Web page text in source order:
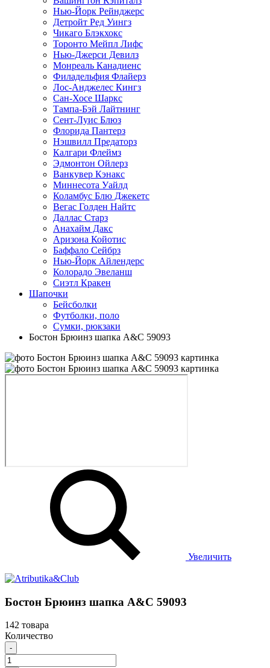
Нью-Йорк Рейнджерс
Детройт Ред Уингз
Чикаго Блэкхокс
Торонто Мейпл Лифс
Нью-Джерси Девилз
Монреаль Канадиенс
Филадельфия Флайерз
Лос-Анджелес Кингз
Сан-Хосе Шаркс
Тампа-Бэй Лайтнинг
Сент-Луис Блюз
Флорида Пантерз
Нэшвилл Предаторз
Калгари Флеймз
Эдмонтон Ойлерз
Ванкувер Кэнакс
Миннесота Уайлд
Коламбус Блю Джекетс
Вегас Голден Найтс
Даллас Старз
Анахайм Дакс
Аризона Койотис
Баффало Сейбрз
Нью-Йорк Айлендерс
Колорадо Эвеланш
Сиэтл Кракен
Шапочки
Бейсболки
Футболки, поло
Сумки, рюкзаки
Бостон Брюинз шапка A&C 59093
Увеличить
Бостон Брюинз шапка A&C 59093
142 товара
Количество
-